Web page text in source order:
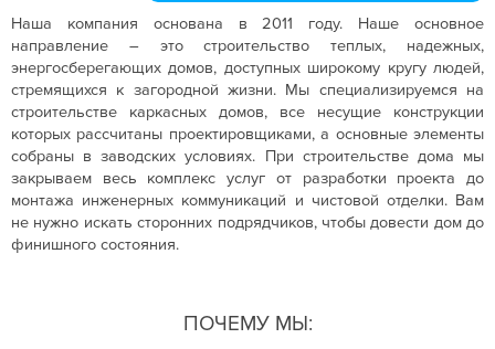
Наша компания основана в 2011 году. Наше основное
направление – это строительство теплых, надежных,
энергосберегающих домов, доступных широкому кругу людей,
стремящихся к загородной жизни. Мы специализируемся на
строительстве каркасных домов, все несущие конструкции
которых рассчитаны проектировщиками, а основные элементы
собраны в заводских условиях. При строительстве дома мы
закрываем весь комплекс услуг от разработки проекта до
монтажа инженерных коммуникаций и чистовой отделки. Вам
не нужно искать сторонних подрядчиков, чтобы довести дом до
финишного состояния.
ПОЧЕМУ МЫ: